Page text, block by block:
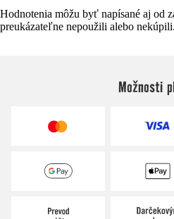
Hodnotenia môžu byť napísané aj od
preukázateľne nepoužili alebo nekúpili.
Možnosti